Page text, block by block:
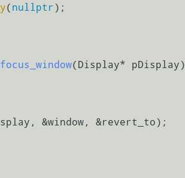
( nullptr);
(Display* pDisplay)
&window, &revert_to);